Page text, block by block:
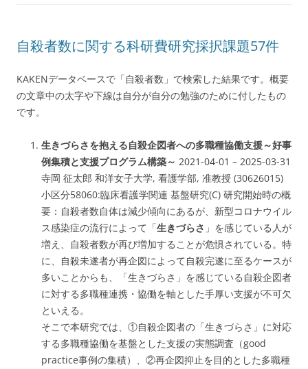
自殺者数に関する科研費研究採択課題57件
KAKENデータベースで「自殺者数」で検索した結果です。概要
の文章中の太字や下線は自分が自分の勉強のために付したもの
です。
生きづらさを抱える自殺企図者への多職種協働支援～好事
例集積と支援プログラム構築～ 2021-04-01 – 2025-03-31
寺岡 征太郎 和洋女子大学, 看護学部, 准教授 (30626015)
小区分58060:臨床看護学関連 基盤研究(C) 研究開始時の概
要：自殺者数自体は減少傾向にあるが、新型コロナウイル
ス感染症の流行によって「生きづらさ 」を感じている人が
増え、自殺者数が再び増加することが危惧されている。特
に、
自殺未遂者が再企図によって自殺完遂に至るケースが
多いことからも、「生きづらさ」を感じている自殺企図者
に対する多職種連携・協働を軸とした手厚い支援が不可欠
といえる。
そこで本研究では、①自殺企図者の「生きづらさ」に対応
する多職種協働を基盤とした支援の実態調査（good
practice事例の集積）、②再企図抑止を目的とした多職種